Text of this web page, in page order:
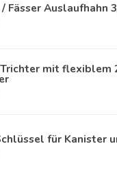
Fässer Auslaufhahn
mit flexiblem
für Kanister